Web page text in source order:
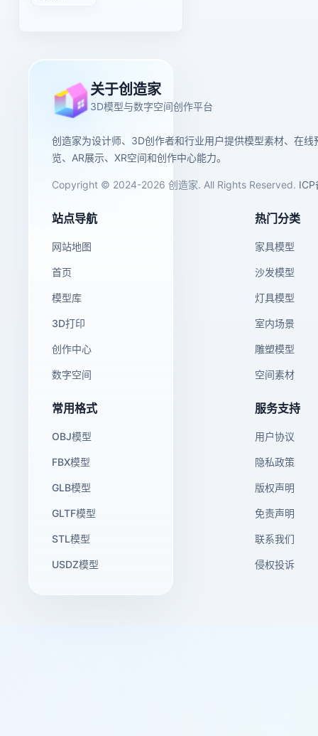
关于创造家
3D模型与数字空间创作平台
创造家为设计师、3D创作者和行业用户提供模型素材、在线
览、AR展示、XR空间和创作中心能力。
Copyright © 2024-2026 创造家. All Rights Reserved. ICP
站点导航
网站地图
首页
模型库
3D打印
创作中心
数字空间
热门分类
家具模型
沙发模型
灯具模型
室内场景
雕塑模型
空间素材
常用格式
OBJ模型
FBX模型
GLB模型
GLTF模型
STL模型
USDZ模型
服务支持
用户协议
隐私政策
版权声明
免责声明
联系我们
侵权投诉